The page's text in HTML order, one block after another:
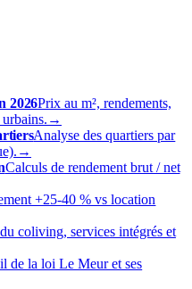
2026Prix au m², rendements,
→
Analyse des quartiers par
→
Calculs de rendement brut / net
+25-40 % vs location
coliving, services intégrés et
de la loi Le Meur et ses